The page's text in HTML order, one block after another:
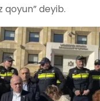
qoyun” deyib.